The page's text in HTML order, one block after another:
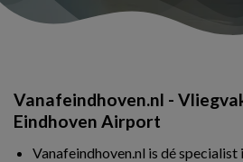
Vanafeindhoven.nl -
Eindhoven Airport
Vanafeindhoven.nl is dé